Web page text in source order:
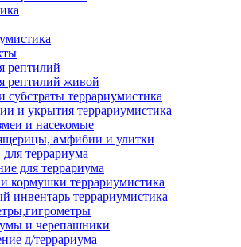
рептилий
рептилий живой
субстраты террариумистика
и укрытия террариумистика
и насекомые
амфибии и улитки
террариума
для террариума
кормушки террариумистика
инвентарь террариумистика
и черепашники
д/террариума